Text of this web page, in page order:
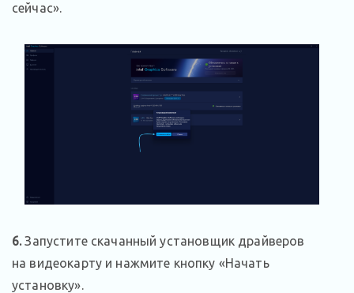
сейчас».
6.Запустите скачанный установщик драйверов
на видеокарту и нажмите кнопку «Начать
установку».